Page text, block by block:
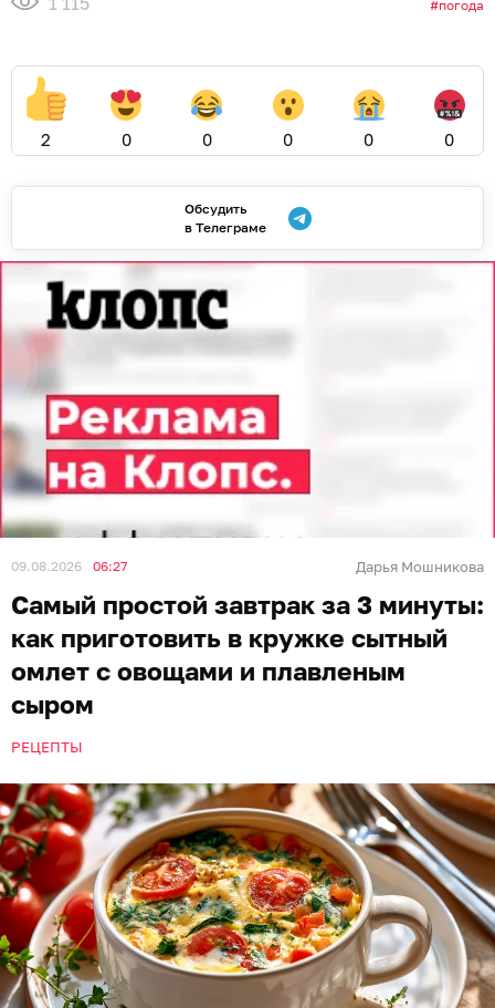
погода
2 0 0 0 0 0
Обсудить
в Телеграме
09.08.2026 06:27 Дарья Мошникова
Самый простой завтрак за 3 минуты:
как приготовить в кружке сытный
омлет с овощами и плавленым
сыром
РЕЦЕПТЫ